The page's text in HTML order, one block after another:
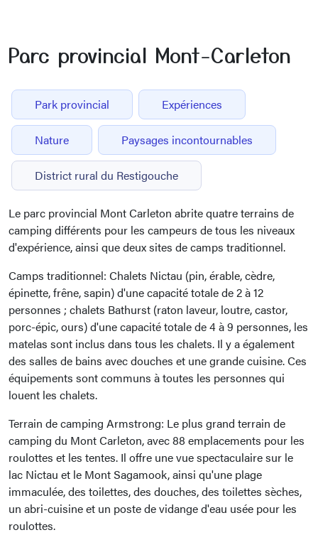
Parc provincial Mont-Carleton
Park provincial Expériences
Nature Paysages incontournables
District rural du Restigouche
Le parc provincial Mont Carleton abrite quatre terrains de
camping différents pour les campeurs de tous les niveaux
d'expérience, ainsi que deux sites de camps traditionnel.
Camps traditionnel: Chalets Nictau (pin, érable, cèdre,
épinette, frêne, sapin) d'une capacité totale de 2 à 12
personnes ; chalets Bathurst (raton laveur, loutre, castor,
porc-épic, ours) d'une capacité totale de 4 à 9 personnes, les
matelas sont inclus dans tous les chalets. Il y a également
des salles de bains avec douches et une grande cuisine. Ces
équipements sont communs à toutes les personnes qui
louent les chalets.
Terrain de camping Armstrong: Le plus grand terrain de
camping du Mont Carleton, avec 88 emplacements pour les
roulottes et les tentes. Il offre une vue spectaculaire sur le
lac Nictau et le Mont Sagamook, ainsi qu'une plage
immaculée, des toilettes, des douches, des toilettes sèches,
un abri-cuisine et un poste de vidange d'eau usée pour les
roulottes.